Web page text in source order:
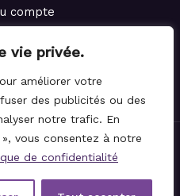
vie privée.
améliorer votre
des publicités ou des
notre trafic. En
vous consentez à notre
de confidentialité
compte
Dés.